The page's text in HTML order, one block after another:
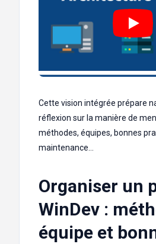
Cette vision intégrée prépare
réflexion sur la manière de
méthodes, équipes, bonnes
maintenance…
Organiser un
WinDev :
équipe et